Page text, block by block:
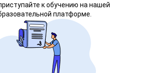
к обучению на нашей
платформе.